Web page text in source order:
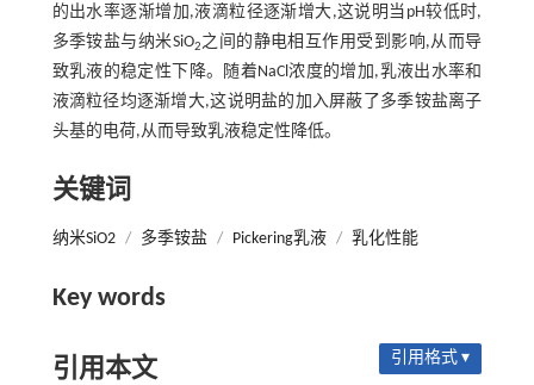
的出水率逐渐增加,液滴粒径逐渐增大,这说明当pH较低时,
多季铵盐与纳米SiO2之间的静电相互作用受到影响,从而导
致乳液的稳定性下降。随着NaCl浓度的增加,乳液出水率和
液滴粒径均逐渐增大,这说明盐的加入屏蔽了多季铵盐离子
头基的电荷,从而导致乳液稳定性降低。
关键词
纳米SiO2 / 多季铵盐 / Pickering乳液 / 乳化性能
Key words
引用本文 引用格式 ▾